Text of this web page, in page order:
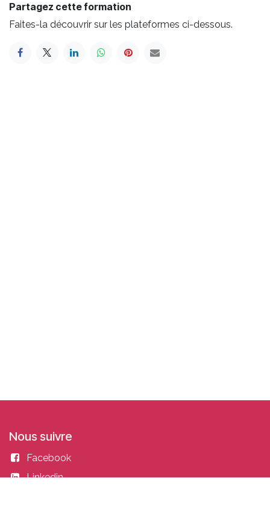
Partagez cette formation
Faites-la découvrir sur les plateformes ci-dessous.
Nous suivre
Facebook
Linkedin